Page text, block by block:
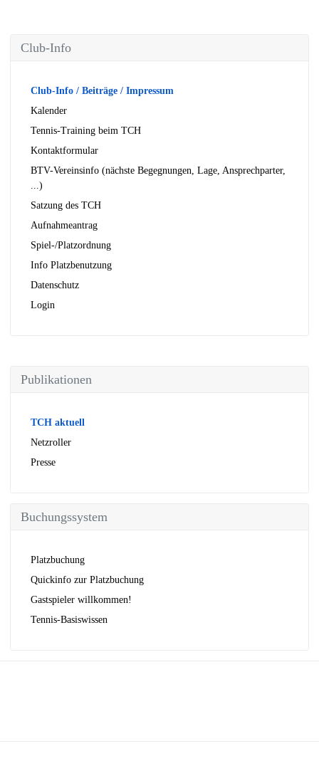
Club-Info
Club-Info / Beiträge / Impressum
Kalender
Tennis-Training beim TCH
Kontaktformular
BTV-Vereinsinfo (nächste Begegnungen, Lage, Ansprechparter,
...)
Satzung des TCH
Aufnahmeantrag
Spiel-/Platzordnung
Info Platzbenutzung
Datenschutz
Login
Publikationen
TCH aktuell
Netzroller
Presse
Buchungssystem
Platzbuchung
Quickinfo zur Platzbuchung
Gastspieler willkommen!
Tennis-Basiswissen